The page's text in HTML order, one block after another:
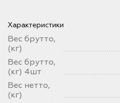
Характеристики
Вес брутто,
(кг)
Вес брутто,
(кг) 4шт
Вес нетто,
(кг)